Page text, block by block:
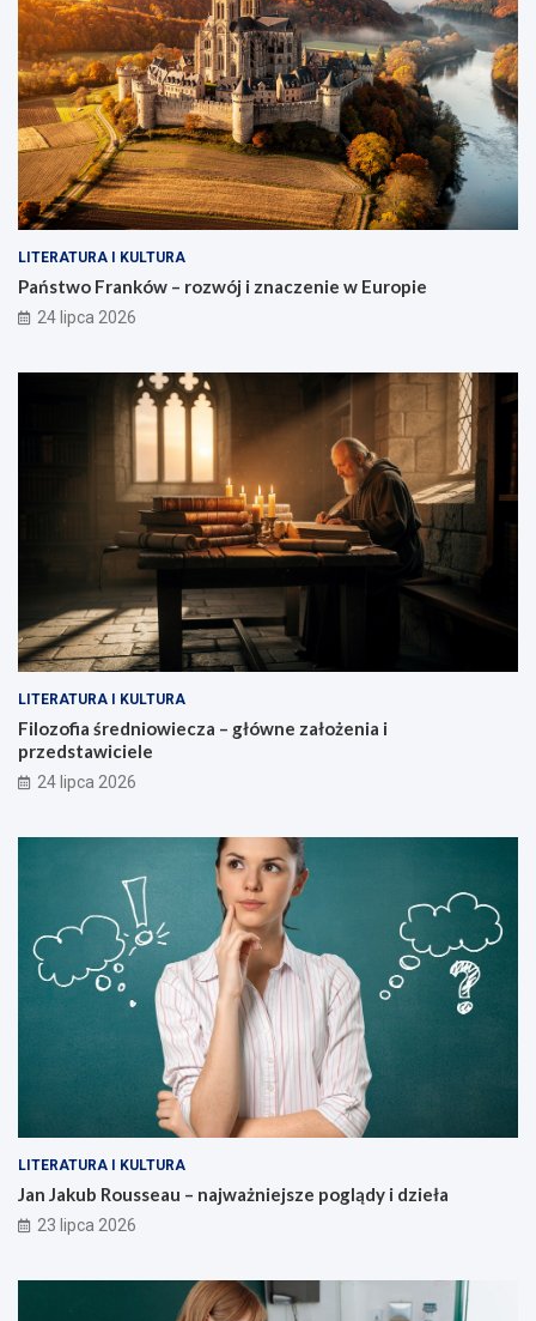
LITERATURA I KULTURA
Państwo Franków – rozwój i znaczenie w Europie
24 lipca 2026
LITERATURA I KULTURA
Filozofia średniowiecza – główne założenia i
przedstawiciele
24 lipca 2026
LITERATURA I KULTURA
Jan Jakub Rousseau – najważniejsze poglądy i dzieła
23 lipca 2026